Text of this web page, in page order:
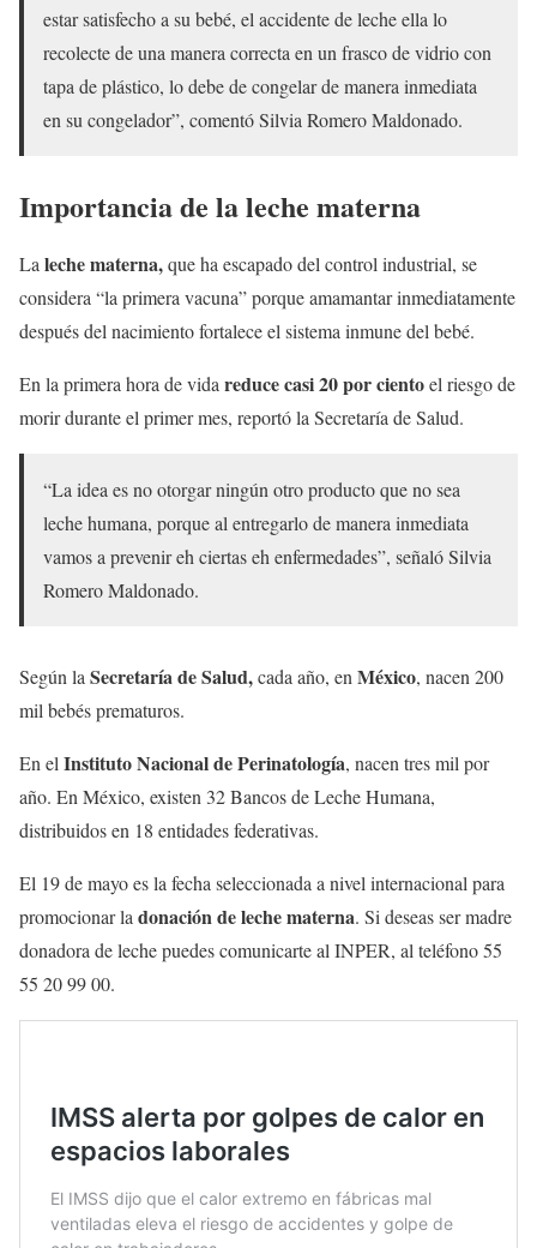
estar satisfecho a su bebé, el accidente de leche ella lo
recolecte de una manera correcta en un frasco de vidrio con
tapa de plástico, lo debe de congelar de manera inmediata
en su congelador”, comentó Silvia Romero Maldonado.
Importancia de la leche materna
La leche materna,que ha escapado del control industrial, se
considera “la primera vacuna” porque amamantar inmediatamente
después del nacimiento fortalece el sistema inmune del bebé.
En la primera hora de vida reduce casi 20 por cientoel riesgo de
morir durante el primer mes, reportó la Secretaría de Salud.
“La idea es no otorgar ningún otro producto que no sea
leche humana, porque al entregarlo de manera inmediata
vamos a prevenir eh ciertas eh enfermedades”, señaló Silvia
Romero Maldonado.
Según la Secretaría de Salud,cada año, en México, nacen 200
mil bebés prematuros.
En el Instituto Nacional de Perinatología, nacen tres mil por
año. En México, existen 32 Bancos de Leche Humana,
distribuidos en 18 entidades federativas.
El 19 de mayo es la fecha seleccionada a nivel internacional para
promocionar la donación de leche materna. Si deseas ser madre
donadora de leche puedes comunicarte al INPER, al teléfono 55
55 20 99 00.